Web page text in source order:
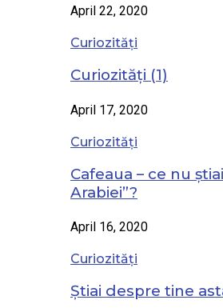
April 22, 2020
Curiozități
Curiozități (1)
April 17, 2020
Curiozități
Cafeaua – ce nu
Arabiei”?
April 16, 2020
Curiozități
Știai despre tine